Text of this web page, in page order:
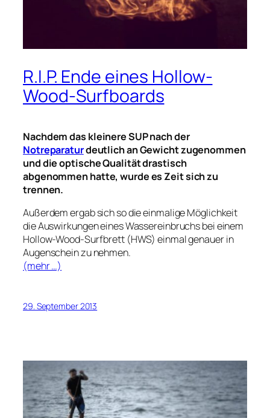
R.I.P. Ende eines Hollow-
Wood-Surfboards
Nachdem das kleinere SUP nach der
Notreparaturdeutlich an Gewicht zugenommen
und die optische Qualität drastisch
abgenommen hatte, wurde es Zeit sich zu
trennen.
Außerdem ergab sich so die einmalige Möglichkeit
die Auswirkungen eines Wassereinbruchs bei einem
Hollow-Wood-Surfbrett (HWS) einmal genauer in
Augenschein zu nehmen.
(mehr …)
29. September 2013